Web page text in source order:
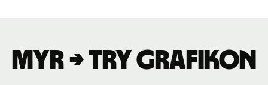
MYR → TRY grafikon